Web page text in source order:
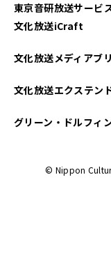
東京音研放送サービ
文化放送iCraft
文化放送メディアブ
文化放送エクステン
グリーン・ドルフィ
© Nippon